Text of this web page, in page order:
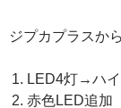
ジプカプラスか
LED4灯→ハ
赤色LED追加